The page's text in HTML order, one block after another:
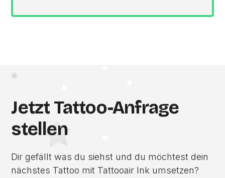
Jetzt Tattoo-Anfrage
stellen
Dir gefällt was du siehst und du möchtest dein
nächstes Tattoo mit Tattooair Ink umsetzen?